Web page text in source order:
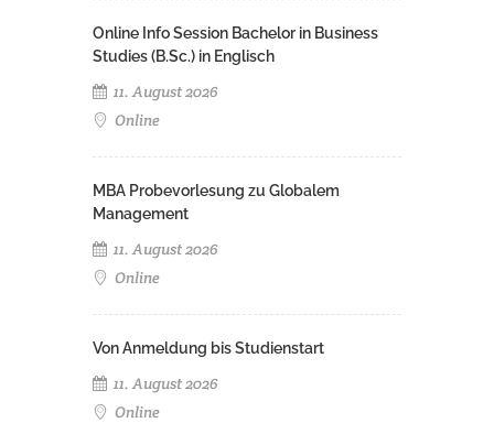
Online Info Session Bachelor in Business
Studies (B.Sc.) in Englisch
11. August 2026
Online
MBA Probevorlesung zu Globalem
Management
11. August 2026
Online
Von Anmeldung bis Studienstart
11. August 2026
Online